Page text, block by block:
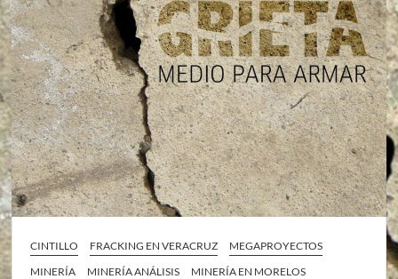
CINTILLO FRACKING EN VERACRUZ
MEGAPROYECTOS
MINERÍA
MINERÍA ANÁLISIS
MINERÍA EN MORELOS